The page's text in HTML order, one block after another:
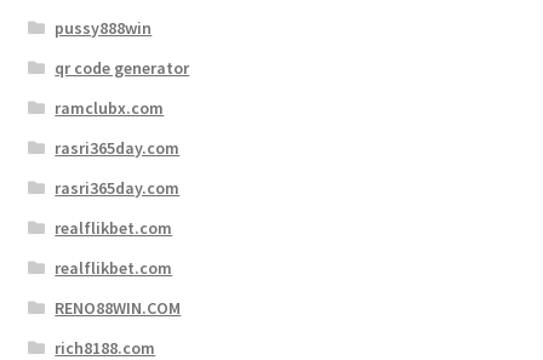
pussy888win
qr code generator
ramclubx.com
rasri365day.com
rasri365day.com
realflikbet.com
realflikbet.com
RENO88WIN.COM
rich8188.com